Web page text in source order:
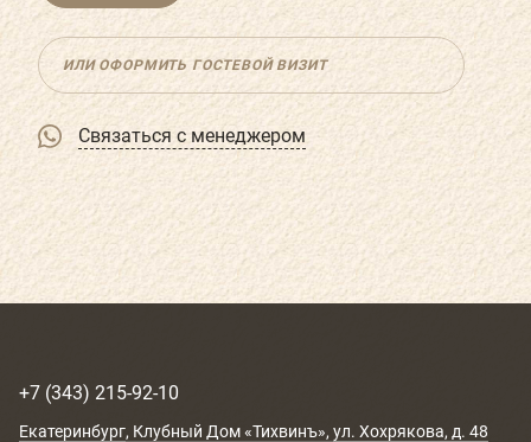
ИЛИ ОФОРМИТЬ ГОСТЕВОЙ ВИЗИТ
Связаться с менеджером
+7 (343) 215-92-10
Екатеринбург, Клубный Дом «Тихвинъ», ул. Хохрякова, д. 48